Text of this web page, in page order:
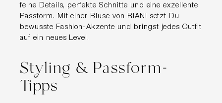
feine Details, perfekte Schnitte und eine exzellente
Passform. Mit einer Bluse von RIANI setzt Du
bewusste Fashion-Akzente und bringst jedes Outfit
auf ein neues Level.
Styling & Passform-
Tipps